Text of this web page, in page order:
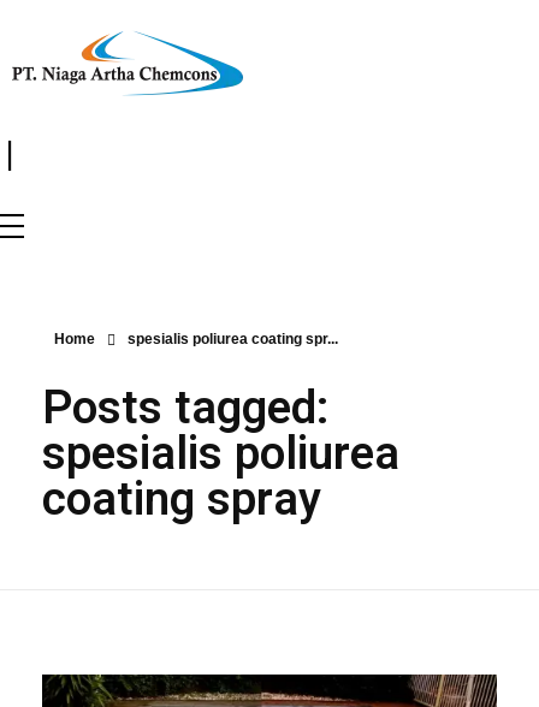
|
Home spesialis poliurea coating spr...
Posts tagged:
spesialis poliurea
coating spray